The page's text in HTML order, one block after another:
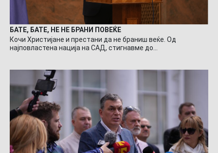
БАТЕ, БАТЕ, НЕ НЕ БРАНИ ПОВЕЌЕ
Кочи Христијане и престани да не браниш веќе. Од
најповластена нација на САД, стигнавме до…